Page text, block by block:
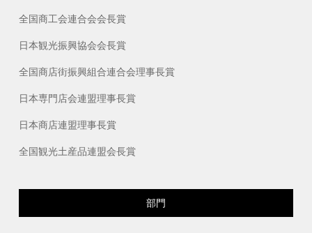
全国商工会連合会会長賞
日本観光振興協会会長賞
全国商店街振興組合連合会理事長賞
日本専門店会連盟理事長賞
日本商店連盟理事長賞
全国観光土産品連盟会長賞
部門